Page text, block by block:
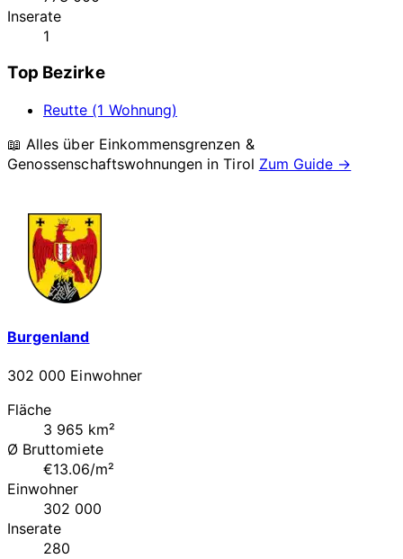
Inserate
1
Top Bezirke
Reutte (1 Wohnung)
📖 Alles über Einkommensgrenzen &
Genossenschaftswohnungen inTirol Zum Guide →
Burgenland
302 000 Einwohner
Fläche
3 965 km²
Ø Bruttomiete
€13.06/m²
Einwohner
302 000
Inserate
280